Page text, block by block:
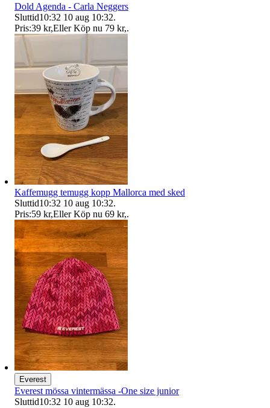
Dold Agenda - Carla Neggers
Sluttid10:32 10 aug 10:32.
Pris:39 kr,Eller Köp nu 79 kr,.
Kaffemugg temugg kopp Mallorca med sked
Sluttid10:32 10 aug 10:32.
Pris:59 kr,Eller Köp nu 69 kr,.
Everest
Everest mössa vintermässa -One size junior
Sluttid10:32 10 aug 10:32.